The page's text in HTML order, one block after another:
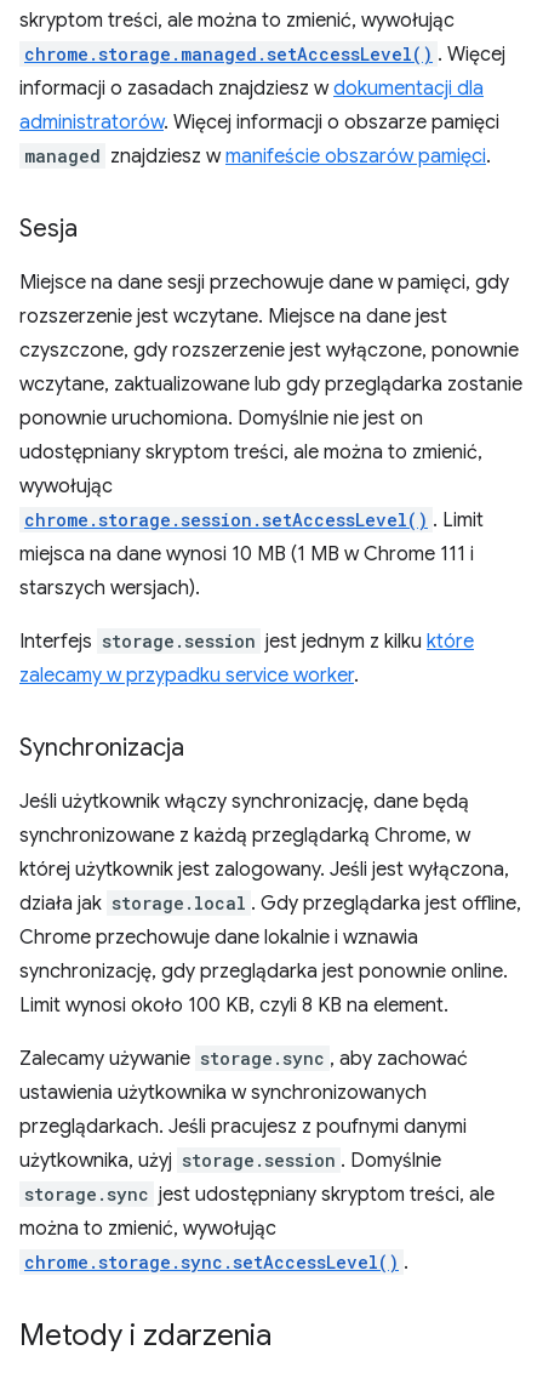
skryptom treści, ale można to zmienić, wywołując
chrome.storage.managed.setAccessLevel() . Więcej
informacji o zasadach znajdziesz wdokumentacji dla
administratorów. Więcej informacji o obszarze pamięci
managed znajdziesz wmanifeście obszarów pamięci.
Sesja
Miejsce na dane sesji przechowuje dane w pamięci, gdy
rozszerzenie jest wczytane. Miejsce na dane jest
czyszczone, gdy rozszerzenie jest wyłączone, ponownie
wczytane, zaktualizowane lub gdy przeglądarka zostanie
ponownie uruchomiona. Domyślnie nie jest on
udostępniany skryptom treści, ale można to zmienić,
wywołując
chrome.storage.session.setAccessLevel() . Limit
miejsca na dane wynosi 10 MB (1 MB w Chrome 111 i
starszych wersjach).
Interfejs storage.session jest jednym z kilku które
zalecamy w przypadku service worker.
Synchronizacja
Jeśli użytkownik włączy synchronizację, dane będą
synchronizowane z każdą przeglądarką Chrome, w
której użytkownik jest zalogowany. Jeśli jest wyłączona,
działa jak storage.local . Gdy przeglądarka jest offline,
Chrome przechowuje dane lokalnie i wznawia
synchronizację, gdy przeglądarka jest ponownie online.
Limit wynosi około 100 KB, czyli 8 KB na element.
Zalecamy używanie storage.sync , aby zachować
ustawienia użytkownika w synchronizowanych
przeglądarkach. Jeśli pracujesz z poufnymi danymi
użytkownika, użyj storage.session . Domyślnie
storage.sync jest udostępniany skryptom treści, ale
można to zmienić, wywołując
chrome.storage.sync.setAccessLevel() .
Metody i zdarzenia